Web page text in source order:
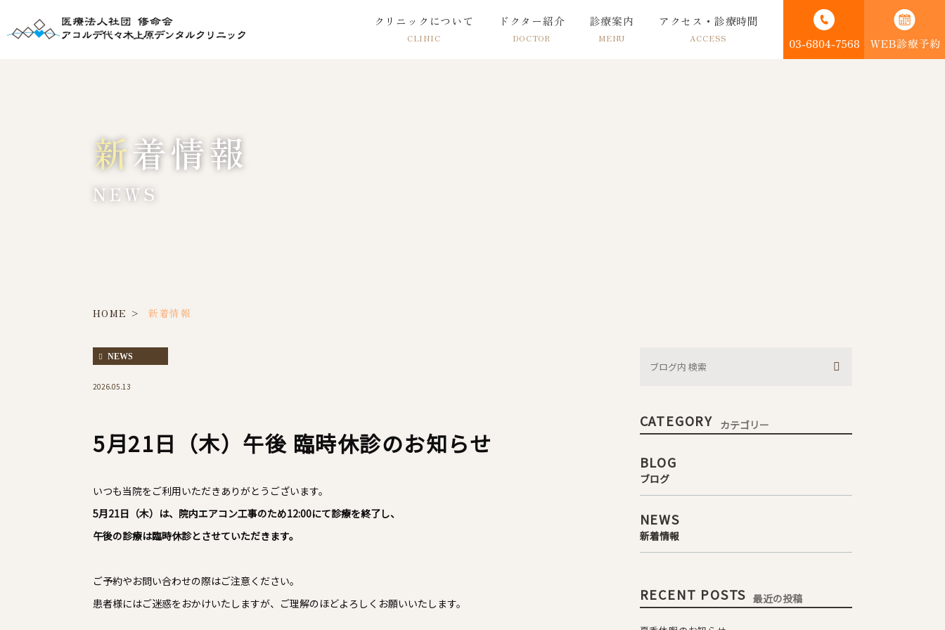
クリニックについて
CLINIC
ドクター紹介
DOCTOR
診療案内
MENU
アクセス・診療時間
ACCESS
新着情報
NEWS
HOME 新着情報
NEWS
2026.05.13
5月21日（木）午後 臨時休診のお知らせ
いつも当院をご利用いただきありがとうございます。
5月21日（木）は、院内エアコン工事のため12:00にて診療を終了し、
午後の診療は臨時休診とさせていただきます。
ご予約やお問い合わせの際はご注意ください。
患者様にはご迷惑をおかけいたしますが、ご理解のほどよろしくお願いいたします。
CATEGORY カテゴリー
BLOG
ブログ
NEWS
新着情報
RECENT POSTS 最近の投稿